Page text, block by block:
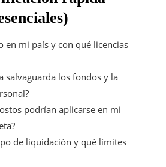
en mi país y con qué licencias
salvaguarda los fondos y la
podrían aplicarse en mi
de liquidación y qué límites